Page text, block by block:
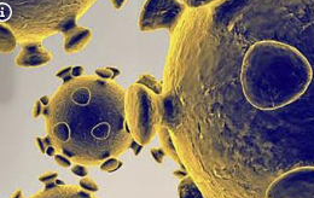
Copyright-Hinweis öffnen/schließen